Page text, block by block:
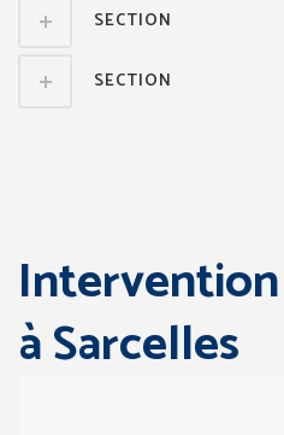
SECTION
SECTION
à Sarcelles